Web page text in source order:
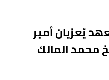
يُعزيان أمير
محمد المالك